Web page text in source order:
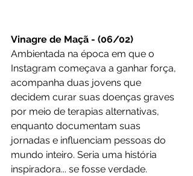
Vinagre de Maçã - (06/02)
Ambientada na época em que o
Instagram começava a ganhar força,
acompanha duas jovens que
decidem curar suas doenças graves
por meio de terapias alternativas,
enquanto documentam suas
jornadas e influenciam pessoas do
mundo inteiro. Seria uma história
inspiradora... se fosse verdade.